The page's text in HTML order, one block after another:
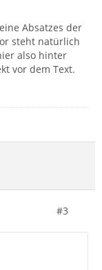
Absatzes der
steht natürlich
also hinter
vor dem Text.
#3